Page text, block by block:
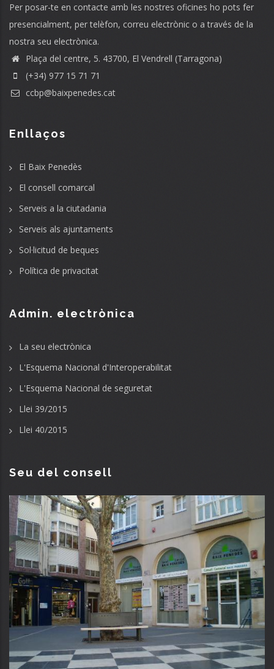
Per posar-te en contacte amb les nostres oficines ho pots fer
presencialment, per telèfon, correu electrònic o a través de la
nostra seu electrònica.
Plaça del centre, 5. 43700, El Vendrell (Tarragona)
(+34) 977 15 71 71
ccbp@baixpenedes.cat
Enllaços
El Baix Penedès
El consell comarcal
Serveis a la ciutadania
Serveis als ajuntaments
Sol·licitud de beques
Política de privacitat
Admin. electrònica
La seu electrònica
L'Esquema Nacional d'Interoperabilitat
L'Esquema Nacional de seguretat
Llei 39/2015
Llei 40/2015
Seu del consell